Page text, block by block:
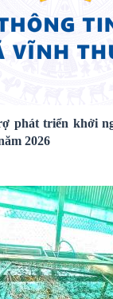
phát triển khởi
2026